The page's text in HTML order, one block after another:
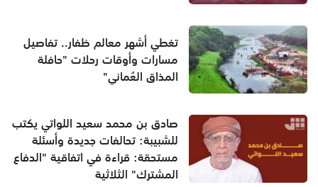
تغطي أشهر معالم ظفار.. تفاصيل
مسارات وأوقات رحلات "حافلة
المذاق العُماني"
صادق بن محمد سعيد اللواتي يكتب
للشبيبة: تحالفات جديدة وأسئلة
مستحقة: قراءة في اتفاقية "الدفاع
المشترك" الثلاثية